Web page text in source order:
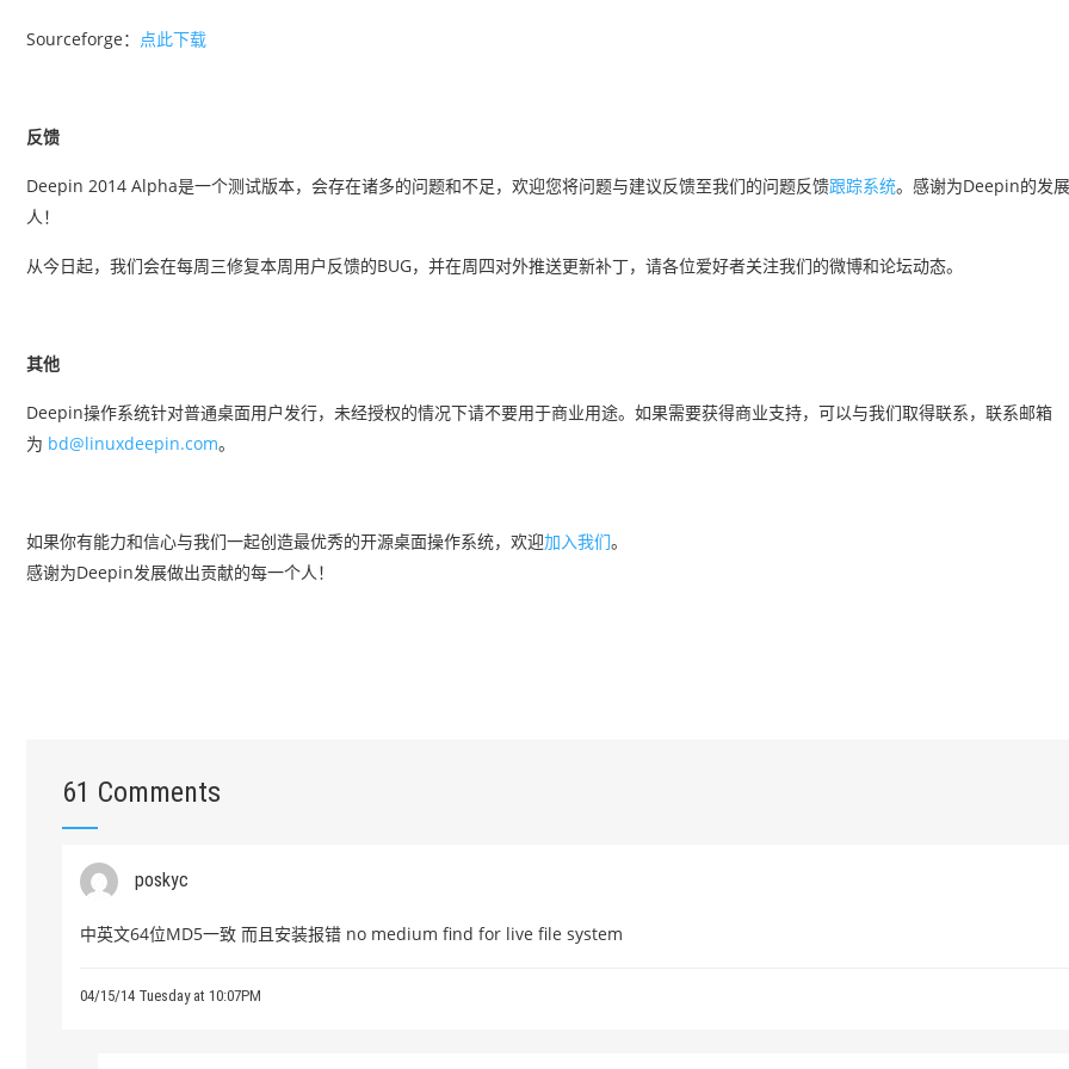
Sourceforge： 点此下载
反馈
Deepin 2014 Alpha是一个测试版本，会存在诸多的问题和不足，欢迎您将问题与建议反馈至我们的问题反馈跟踪系统。感谢为Deepin的发
人！
从今日起，我们会在每周三修复本周用户反馈的BUG，并在周四对外推送更新补丁，请各位爱好者关注我们的微博和论坛动态。
其他
Deepin操作系统针对普通桌面用户发行，未经授权的情况下请不要用于商业用途。如果需要获得商业支持，可以与我们取得联系，联系邮箱
为 bd@linuxdeepin.com。
如果你有能力和信心与我们一起创造最优秀的开源桌面操作系统，欢迎加入我们。
感谢为Deepin发展做出贡献的每一个人！
61 Comments
poskyc
中英文64位MD5一致 而且安装报错 no medium find for live file system
04/15/14 Tuesday at 10:07PM